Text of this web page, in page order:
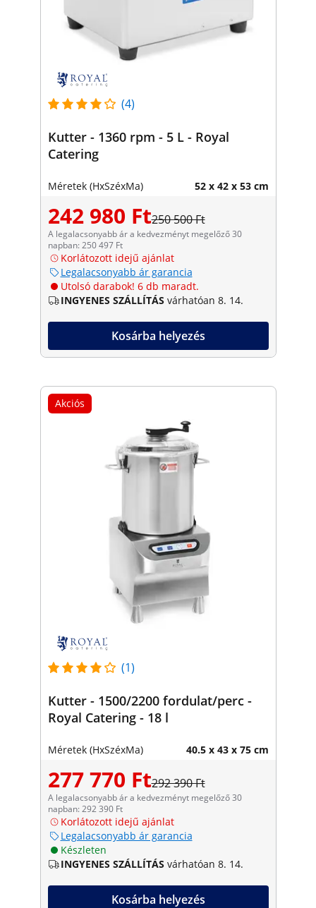
(4)
Kutter - 1360 rpm - 5 L - Royal
Catering
Méretek (HxSzéxMa) 52 x 42 x 53 cm
242 980 Ft250 500 Ft
A legalacsonyabb ár a kedvezményt megelőző 30
napban: 250 497 Ft
Korlátozott idejű ajánlat
Legalacsonyabb ár garancia
Utolsó darabok! 6 db maradt.
INGYENES SZÁLLÍTÁS várhatóan 8. 14.
Kosárba helyezés
Akciós
(1)
Kutter - 1500/2200 fordulat/perc -
Royal Catering - 18 l
Méretek (HxSzéxMa) 40.5 x 43 x 75 cm
277 770 Ft292 390 Ft
A legalacsonyabb ár a kedvezményt megelőző 30
napban: 292 390 Ft
Korlátozott idejű ajánlat
Legalacsonyabb ár garancia
Készleten
INGYENES SZÁLLÍTÁS várhatóan 8. 14.
Kosárba helyezés